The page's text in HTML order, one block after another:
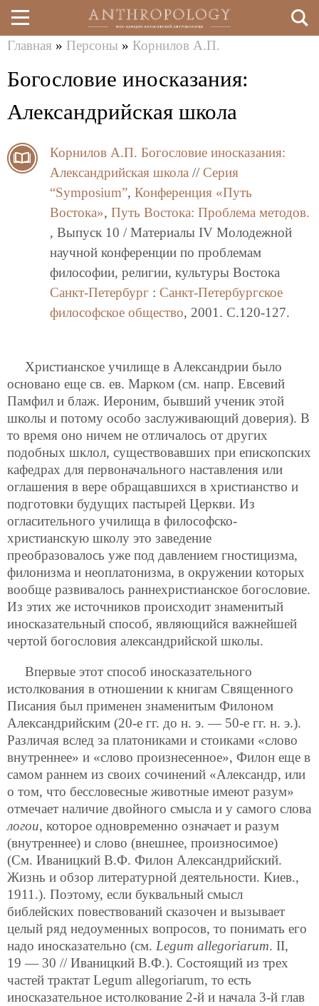
Перейти
к
основному
здесь
Главная » Персоны » Корнилов А.П.
Богословие иносказания:
Александрийская школа
Корнилов А.П. Богословие иносказания:
Александрийская школа // Серия
“Symposium”, Конференция «Путь
Востока», Путь Востока: Проблема методов.
, Выпуск 10 / Материалы IV Молодежной
научной конференции по проблемам
философии, религии, культуры Востока
Санкт-Петербург : Санкт-Петербургское
философское общество, 2001. C.120-127.
Христианское училище в Александрии было
основано еще св. ев. Марком (cм. напр. Евсевий
Памфил и блаж. Иероним, бывший ученик этой
школы и потому особо заслуживающий доверия). В
то время оно ничем не отличалось от других
подобных шклол, существовавших при епископских
кафедрах для первоначального наставления или
оглашения в вере обращавшихся в христианство и
подготовки будущих пастырей Церкви. Из
огласительного училища в философско-
христианскую школу это заведение
преобразовалось уже под давлением гностицизма,
филонизма и неоплатонизма, в окружении которых
вообще развивалось раннехристианское богословие.
Из этих же источников происходит знаменитый
иносказательный способ, являющийся важнейшей
чертой богословия александрийской школы.
Впервые этот способ иносказательного
истолкования в отношении к книгам Священного
Писания был применен знаменитым Филоном
Александрийским (20-е гг. до н. э. — 50-е гг. н. э.).
Различая вслед за платониками и стоиками «слово
внутреннее» и «cлово произнесенное», Филон еще в
самом раннем из своих сочинений «Александр, или
о том, что бессловесные животные имеют разум»
отмечает наличие двойного смысла и у самого слова
логои, которое одновременно означает и разум
(внутреннее) и слово (внешнее, произносимое)
(См. Иваницкий В.Ф. Филон Александрийский.
Жизнь и обзор литературной деятельности. Киев.,
1911.). Поэтому, если буквальный смысл
библейских повествований сказочен и вызывает
целый ряд недоуменных вопросов, то понимать его
надо иносказательно (cм. Legum allegoriarum. II,
19 — 30 // Иваницкий В.Ф.). Состоящий из трех
частей трактат Legum allegoriarum, то есть
иносказательное истолкование 2-й и начала 3-й глав